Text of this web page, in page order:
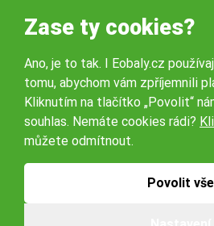
Naše pobočky:
Obchodní podmínky
Zase ty cookies?
Ano, je to tak. I Eobaly.cz
tomu, abychom vám zpříjemnili
Kliknutím na tlačítko „Povolit“
souhlas. Nemáte cookies rádi?
můžete odmítnout.
Povolit vše